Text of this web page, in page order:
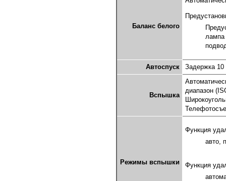
Баланс белого
лампа
Автоспуск Задержка 10
Вспышка
диапазон
Режимы вспышки
Функция
авто,
Функция